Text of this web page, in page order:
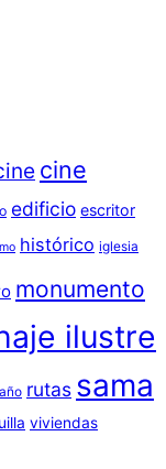
cine
edificio escritor
histórico iglesia
monumento
ilustre
rutas sama
viviendas